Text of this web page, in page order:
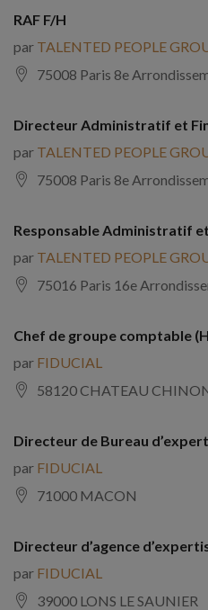
RAF F/H
par TALENTED PEOPLE
75008 Paris 8e
Directeur Administratif et
par TALENTED PEOPLE
75008 Paris 8e
Responsable Administratif
par TALENTED PEOPLE
75016 Paris 16e
Chef de groupe comptable
par FIDUCIAL
58120 CHATEAU
Directeur de Bureau
par FIDUCIAL
71000 MACON
Directeur d’agence
par FIDUCIAL
39000 LONS LE SAUNIER